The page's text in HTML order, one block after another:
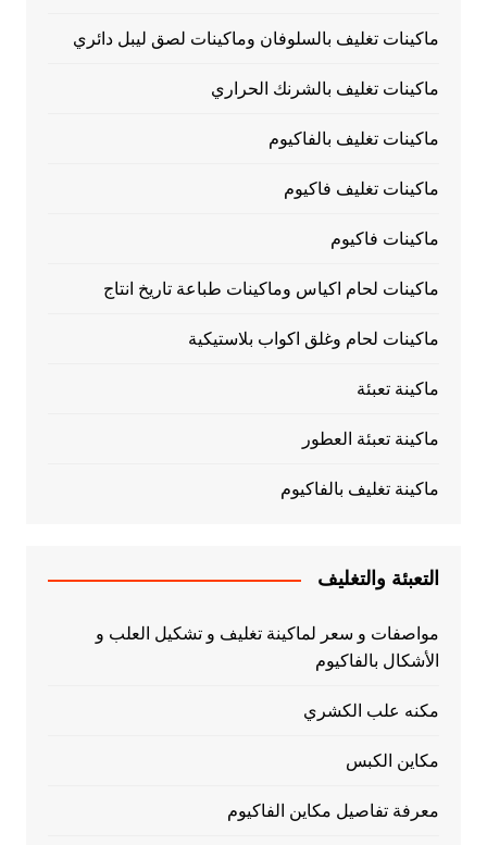
ماكينات تغليف بالسلوفان وماكينات لصق ليبل دائري
ماكينات تغليف بالشرنك الحراري
ماكينات تغليف بالفاكيوم
ماكينات تغليف فاكيوم
ماكينات فاكيوم
ماكينات لحام اكياس وماكينات طباعة تاريخ انتاج
ماكينات لحام وغلق اكواب بلاستيكية
ماكينة تعبئة
ماكينة تعبئة العطور
ماكينة تغليف بالفاكيوم
التعبئة والتغليف
مواصفات و سعر لماكينة تغليف و تشكيل العلب و
الأشكال بالفاكيوم
مكنه علب الكشري
مكاين الكبس
معرفة تفاصيل مكاين الفاكيوم